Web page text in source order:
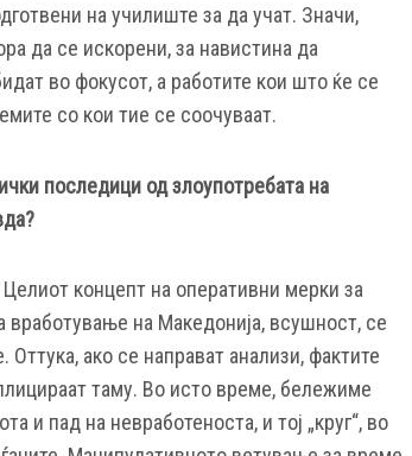
на училиште за да учат. Значи,
да се искорени, за навистина да
во фокусот, а работите кои што ќе се
со кои тие се соочуваат.
последици од злоупотребата на
концепт на оперативни мерки за
вработување на Македонија, всушност, се
ако се направат анализи, фактите
таму. Во исто време, бележиме
и пад на невработеноста, и тој „круг“, во